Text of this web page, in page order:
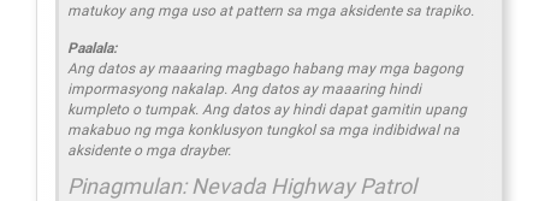
matukoy ang mga uso at pattern sa mga aksidente sa trapiko.
Paalala:
Ang datos ay maaaring magbago habang may mga bagong
impormasyong nakalap. Ang datos ay maaaring hindi
kumpleto o tumpak. Ang datos ay hindi dapat gamitin upang
makabuo ng mga konklusyon tungkol sa mga indibidwal na
aksidente o mga drayber.
Pinagmulan: Nevada Highway Patrol